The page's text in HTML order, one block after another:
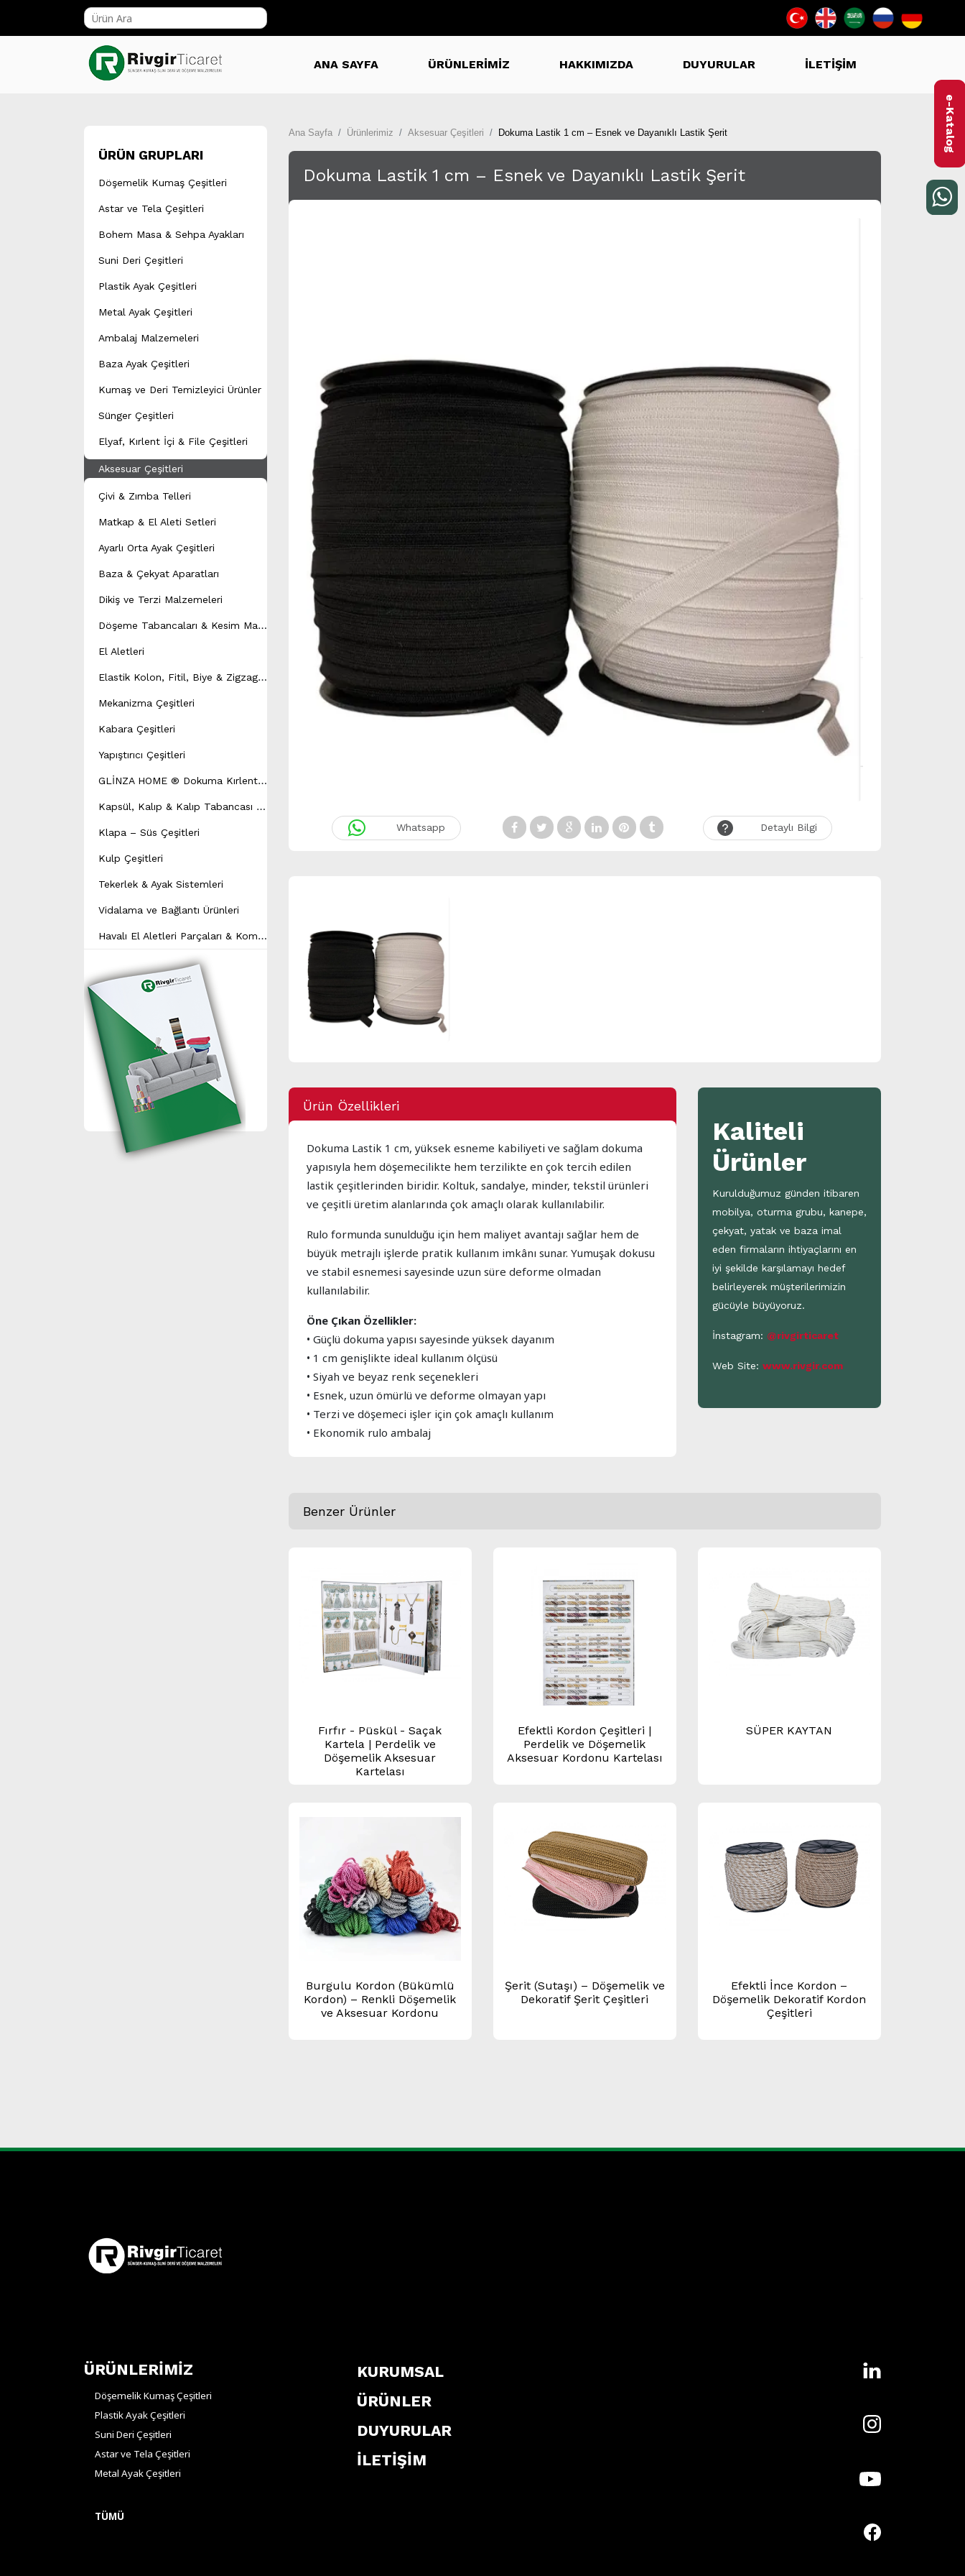
ANA SAYFA ÜRÜNLERİMİZ HAKKIMIZDA DUYURULAR İLETİŞİM
ÜRÜN GRUPLARI
Döşemelik Kumaş Çeşitleri
Astar ve Tela Çeşitleri
Bohem Masa & Sehpa Ayakları
Suni Deri Çeşitleri
Plastik Ayak Çeşitleri
Metal Ayak Çeşitleri
Ambalaj Malzemeleri
Baza Ayak Çeşitleri
Kumaş ve Deri Temizleyici Ürünler
Sünger Çeşitleri
Elyaf, Kırlent İçi & File Çeşitleri
Aksesuar Çeşitleri
Çivi & Zımba Telleri
Matkap & El Aleti Setleri
Ayarlı Orta Ayak Çeşitleri
Baza & Çekyat Aparatları
Dikiş ve Terzi Malzemeleri
D
öşeme Tabancaları & Kesim Makineleri
El Aletleri
E
lastik Kolon, Fitil, Biye & Zigzag Yay Çeşitleri
Mekanizma Çeşitleri
Kabara Çeşitleri
Yapıştırıcı Çeşitleri
G
LİNZA HOME ® Dokuma Kırlent Modeli
K
apsül, Kalıp & Kalıp Tabancası Çeşitleri
Klapa – Süs Çeşitleri
Kulp Çeşitleri
Tekerlek & Ayak Sistemleri
Vidalama ve Bağlantı Ürünleri
H
avalı El Aletleri Parçaları & Kompresör Yedek Parçaları
Ana Sayfa Ürünlerimiz Aksesuar Çeşitleri Dokuma Lastik 1 cm – Esnek ve Dayanıklı Lastik Şerit
Dokuma Lastik 1 cm – Esnek ve Dayanıklı Lastik Şerit
Whatsapp Detaylı Bilgi
Ürün Özellikleri
Dokuma Lastik 1 cm, yüksek esneme kabiliyeti ve sağlam dokuma
yapısıyla hem döşemecilikte hem terzilikte en çok tercih edilen
lastik çeşitlerinden biridir. Koltuk, sandalye, minder, tekstil ürünleri
ve çeşitli üretim alanlarında çok amaçlı olarak kullanılabilir.
Rulo formunda sunulduğu için hem maliyet avantajı sağlar hem de
büyük metrajlı işlerde pratik kullanım imkânı sunar. Yumuşak dokusu
ve stabil esnemesi sayesinde uzun süre deforme olmadan
kullanılabilir.
Öne Çıkan Özellikler:
• Güçlü dokuma yapısı sayesinde yüksek dayanım
• 1 cm genişlikte ideal kullanım ölçüsü
• Siyah ve beyaz renk seçenekleri
• Esnek, uzun ömürlü ve deforme olmayan yapı
• Terzi ve döşemeci işler için çok amaçlı kullanım
• Ekonomik rulo ambalaj
Kaliteli
Ürünler
Kurulduğumuz günden itibaren
mobilya, oturma grubu, kanepe,
çekyat, yatak ve baza imal
eden firmaların ihtiyaçlarını en
iyi şekilde karşılamayı hedef
belirleyerek müşterilerimizin
gücüyle büyüyoruz.
İnstagram: @rivgirticaret
Web Site: www.rivgir.com
Benzer Ürünler
Fırfır - Püskül - Saçak
Kartela | Perdelik ve
Döşemelik Aksesuar
Kartelası
Efektli Kordon Çeşitleri |
Perdelik ve Döşemelik
Aksesuar Kordonu Kartelası
SÜPER KAYTAN
Burgulu Kordon (Bükümlü
Kordon) – Renkli Döşemelik
ve Aksesuar Kordonu
Şerit (Sutaşı) – Döşemelik ve
Dekoratif Şerit Çeşitleri
Efektli İnce Kordon –
Döşemelik Dekoratif Kordon
Çeşitleri
ÜRÜNLERİMİZ
Döşemelik Kumaş Çeşitleri
Plastik Ayak Çeşitleri
Suni Deri Çeşitleri
Astar ve Tela Çeşitleri
Metal Ayak Çeşitleri
TÜMÜ
KURUMSAL
ÜRÜNLER
DUYURULAR
İLETİŞİM
e-Katalog